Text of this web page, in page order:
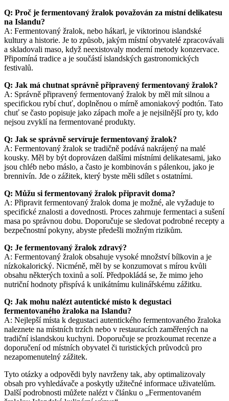
Q: Proč je fermentovaný žralok považován za místní delikatesu
na Islandu?
A: Fermentovaný žralok, nebo hákarl, je viktorinou islandské
kultury a historie. Je to způsob, jakým místní obyvatelé zpracovávali
a skladovali maso, když neexistovaly moderní metody konzervace.
Připomíná tradice a je součástí islandských gastronomických
festivalů.
Q: Jak má chutnat správně připravený fermentovaný žralok?
A: Správně připravený fermentovaný žralok by měl mít silnou a
specifickou rybí chuť, doplněnou o mírně amoniakový podtón. Tato
chuť se často popisuje jako zápach moře a je nejsilnější pro ty, kdo
nejsou zvyklí na fermentované produkty.
Q: Jak se správně servíruje fermentovaný žralok?
A: Fermentovaný žralok se tradičně podává nakrájený na malé
kousky. Měl by být doprovázen dalšími místními delikatesami, jako
jsou chléb nebo máslo, a často je kombinován s pálenkou, jako je
brennivín. Jde o zážitek, který byste měli sdílet s ostatními.
Q: Můžu si fermentovaný žralok připravit doma?
A: Připravit fermentovaný žralok doma je možné, ale vyžaduje to
specifické znalosti a dovednosti. Proces zahrnuje fermentaci a sušení
masa po správnou dobu. Doporučuje se sledovat podrobné recepty a
bezpečnostní pokyny, abyste předešli možným rizikům.
Q: Je fermentovaný žralok zdravý?
A: Fermentovaný žralok obsahuje vysoké množství bílkovin a je
nízkokalorický. Nicméně, měl by se konzumovat s mírou kvůli
obsahu některých toxinů a solí. Předpokládá se, že mimo jeho
nutriční hodnoty přispívá k unikátnímu kulinářskému zážitku.
Q: Jak mohu nalézt autentické místo k degustaci
fermentovaného žraloka na Islandu?
A: Nejlepší místa k degustaci autentického fermentovaného žraloka
naleznete na místních trzích nebo v restauracích zaměřených na
tradiční islandskou kuchyni. Doporučuje se prozkoumat recenze a
doporučení od místních obyvatel či turistických průvodců pro
nezapomenutelný zážitek.
Tyto otázky a odpovědi byly navrženy tak, aby optimalizovaly
obsah pro vyhledávače a poskytly užitečné informace uživatelům.
Další podrobnosti můžete nalézt v článku o „Fermentovaném